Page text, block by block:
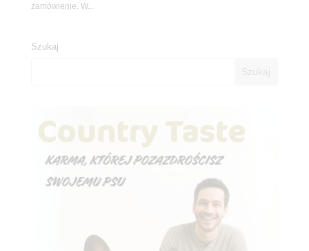
zamówienie. W...
Szukaj